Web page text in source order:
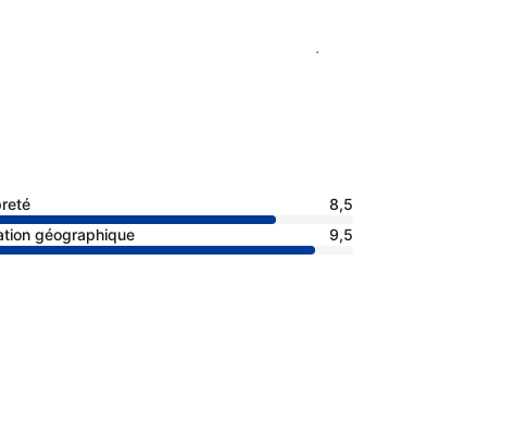
Voir les disponibilités
8,5
géographique 9,5